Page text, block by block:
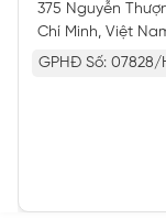
375 Nguyễn
Chí Minh, Việt
GPHĐ Số: